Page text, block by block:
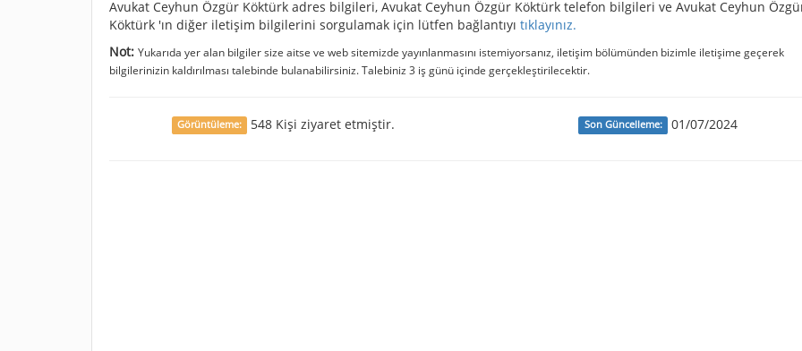
Avukat Ceyhun Özgür Köktürk adres bilgileri, Avukat Ceyhun Özgür Köktürk telefon bilgileri ve Avukat Ceyhun
Köktürk 'ın diğer iletişim bilgilerini sorgulamak için lütfen bağlantıyı tıklayınız.
Not: Yukarıda yer alan bilgiler size aitse ve web sitemizde yayınlanmasını istemiyorsanız, iletişim bölümünden bizimle iletişime geçerek
bilgilerinizin kaldırılması talebinde bulanabilirsiniz. Talebiniz 3 iş günü içinde gerçekleştirilecektir.
Görüntüleme: 548 Kişi ziyaret etmiştir. Son Güncelleme: 01/07/2024